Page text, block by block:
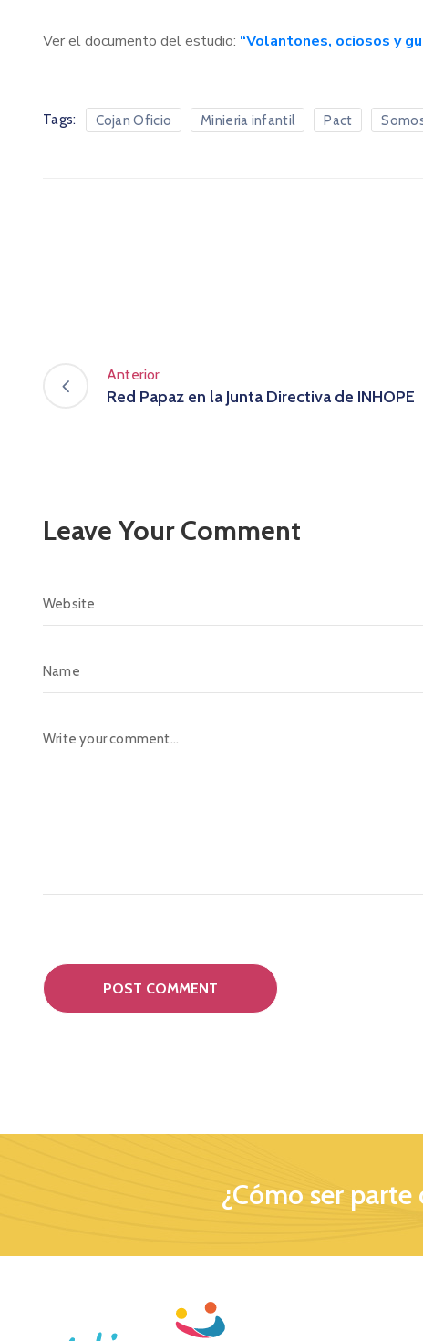
Ver el documento del estudio: “Volantones, ociosos y
Tags: Cojan Oficio Minieria infantil Pact
Anterior
Red Papaz en la Junta Directiva de INHOPE
Leave Your Comment
¿Cómo ser